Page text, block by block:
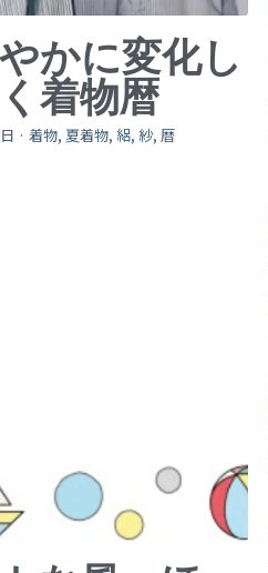
かに変化し
着物暦
·着物, 夏着物, 絽, 紗, 暦